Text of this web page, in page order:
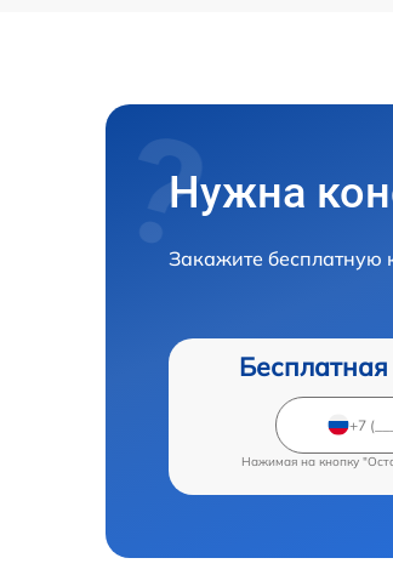
Нужна
Закажите бесплатную
Нажимая на кнопку